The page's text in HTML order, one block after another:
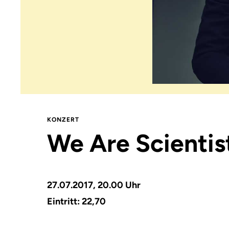
KONZERT
We Are
27.07.2017, 20.00 Uhr
Eintritt: 22,70